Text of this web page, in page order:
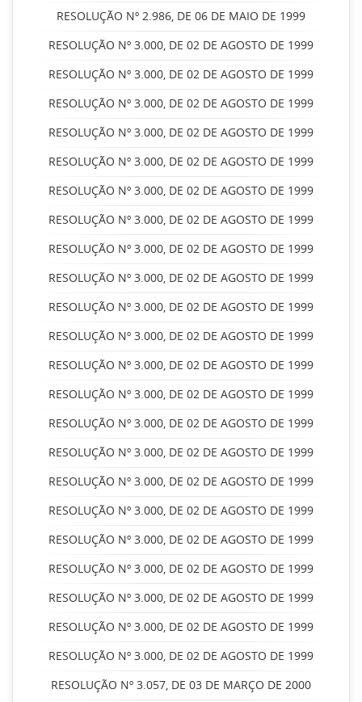
RESOLUÇÃO Nº 2.986, DE 06 DE MAIO DE 1999
RESOLUÇÃO Nº 3.000, DE 02 DE AGOSTO DE 1999
RESOLUÇÃO Nº 3.000, DE 02 DE AGOSTO DE 1999
RESOLUÇÃO Nº 3.000, DE 02 DE AGOSTO DE 1999
RESOLUÇÃO Nº 3.000, DE 02 DE AGOSTO DE 1999
RESOLUÇÃO Nº 3.000, DE 02 DE AGOSTO DE 1999
RESOLUÇÃO Nº 3.000, DE 02 DE AGOSTO DE 1999
RESOLUÇÃO Nº 3.000, DE 02 DE AGOSTO DE 1999
RESOLUÇÃO Nº 3.000, DE 02 DE AGOSTO DE 1999
RESOLUÇÃO Nº 3.000, DE 02 DE AGOSTO DE 1999
RESOLUÇÃO Nº 3.000, DE 02 DE AGOSTO DE 1999
RESOLUÇÃO Nº 3.000, DE 02 DE AGOSTO DE 1999
RESOLUÇÃO Nº 3.000, DE 02 DE AGOSTO DE 1999
RESOLUÇÃO Nº 3.000, DE 02 DE AGOSTO DE 1999
RESOLUÇÃO Nº 3.000, DE 02 DE AGOSTO DE 1999
RESOLUÇÃO Nº 3.000, DE 02 DE AGOSTO DE 1999
RESOLUÇÃO Nº 3.000, DE 02 DE AGOSTO DE 1999
RESOLUÇÃO Nº 3.000, DE 02 DE AGOSTO DE 1999
RESOLUÇÃO Nº 3.000, DE 02 DE AGOSTO DE 1999
RESOLUÇÃO Nº 3.000, DE 02 DE AGOSTO DE 1999
RESOLUÇÃO Nº 3.000, DE 02 DE AGOSTO DE 1999
RESOLUÇÃO Nº 3.000, DE 02 DE AGOSTO DE 1999
RESOLUÇÃO Nº 3.000, DE 02 DE AGOSTO DE 1999
RESOLUÇÃO Nº 3.057, DE 03 DE MARÇO DE 2000